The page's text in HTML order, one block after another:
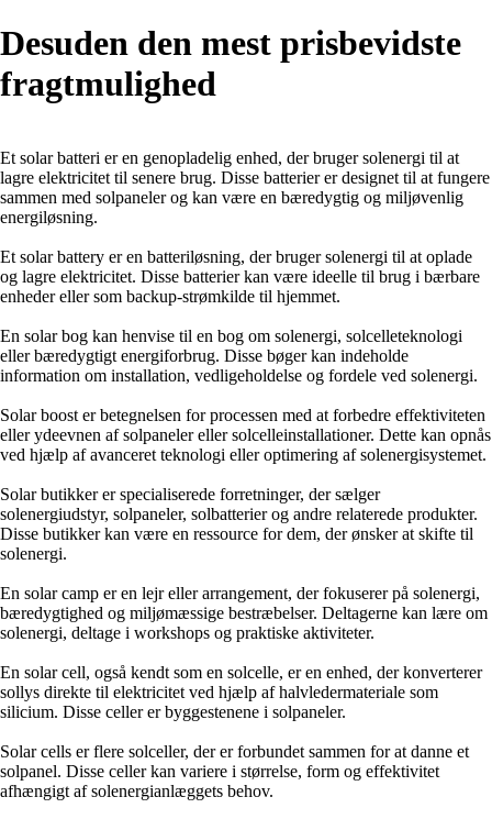
Desuden den mest prisbevidste
fragtmulighed
Et solar batteri er en genopladelig enhed, der bruger solenergi til at
lagre elektricitet til senere brug. Disse batterier er designet til at fungere
sammen med solpaneler og kan være en bæredygtig og miljøvenlig
energiløsning.
Et solar battery er en batteriløsning, der bruger solenergi til at oplade
og lagre elektricitet. Disse batterier kan være ideelle til brug i bærbare
enheder eller som backup-strømkilde til hjemmet.
En solar bog kan henvise til en bog om solenergi, solcelleteknologi
eller bæredygtigt energiforbrug. Disse bøger kan indeholde
information om installation, vedligeholdelse og fordele ved solenergi.
Solar boost er betegnelsen for processen med at forbedre effektiviteten
eller ydeevnen af solpaneler eller solcelleinstallationer. Dette kan opnås
ved hjælp af avanceret teknologi eller optimering af solenergisystemet.
Solar butikker er specialiserede forretninger, der sælger
solenergiudstyr, solpaneler, solbatterier og andre relaterede produkter.
Disse butikker kan være en ressource for dem, der ønsker at skifte til
solenergi.
En solar camp er en lejr eller arrangement, der fokuserer på solenergi,
bæredygtighed og miljømæssige bestræbelser. Deltagerne kan lære om
solenergi, deltage i workshops og praktiske aktiviteter.
En solar cell, også kendt som en solcelle, er en enhed, der konverterer
sollys direkte til elektricitet ved hjælp af halvledermateriale som
silicium. Disse celler er byggestenene i solpaneler.
Solar cells er flere solceller, der er forbundet sammen for at danne et
solpanel. Disse celler kan variere i størrelse, form og effektivitet
afhængigt af solenergianlæggets behov.